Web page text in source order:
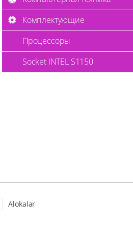
Комплектующие
Процессоры
Socket INTEL S1150
Alokalar